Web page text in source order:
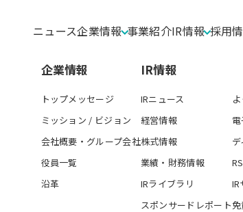
ニュース企業情報 事業紹介IR情報 採用
企業情報
トップメッセージ
ミッション / ビジョン
会社概要・グループ会社
役員一覧
沿革
IR情報
IRニュース
経営情報
株式情報
業績・財務情報
IRライブラリ
スポンサードレポート